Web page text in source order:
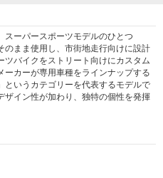
スーパースポーツモデルのひとつ
のまま使用し、市街地走行向けに設計
ツバイクをストリート向けにカスタム
ーカーが専用車種をラインナップする
というカテゴリーを代表するモデルで
ザイン性が加わり、独特の個性を発揮